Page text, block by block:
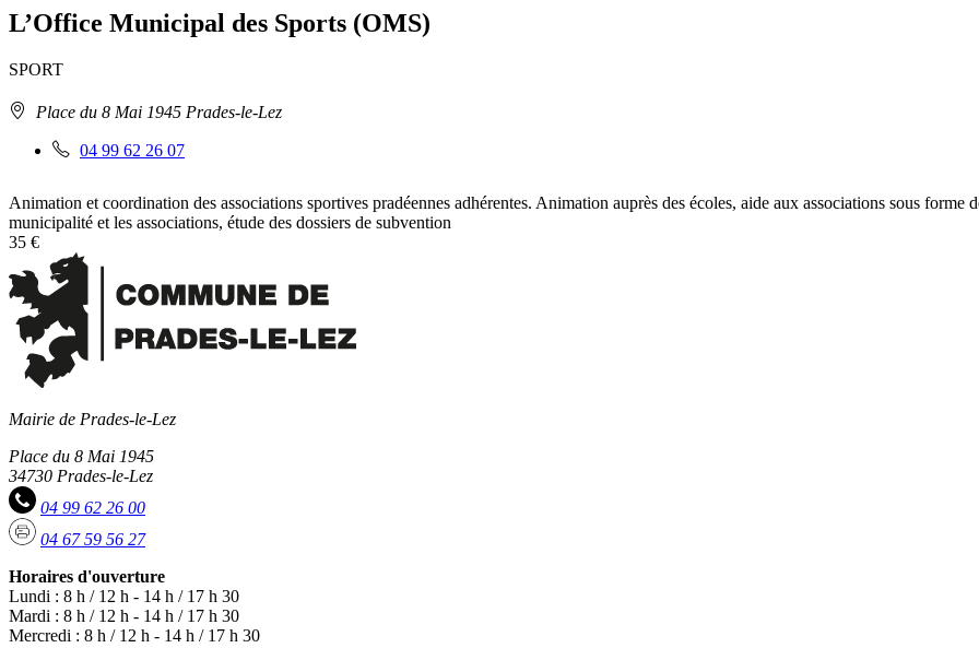
L’Office Municipal des Sports (OMS)
SPORT
AdressePlace du 8 Mai 1945 Prades-le-Lez
Téléphone
04 99 62 26 07
Animation et coordination des associations sportives pradéennes adhérentes. Animation auprès des écoles, aide aux associations sous forme
municipalité et les associations, étude des dossiers de subvention
35 €
Mairie de Prades-le-Lez
Place du 8 Mai 1945
34730 Prades-le-Lez
04 99 62 26 00
04 67 59 56 27
Horaires d'ouverture
Lundi : 8 h / 12 h - 14 h / 17 h 30
Mardi : 8 h / 12 h - 14 h / 17 h 30
Mercredi : 8 h / 12 h - 14 h / 17 h 30